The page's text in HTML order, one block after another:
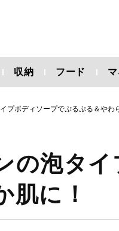
収納 フード
プボディソープでぷるぷる＆やわ
の泡タ
肌に！